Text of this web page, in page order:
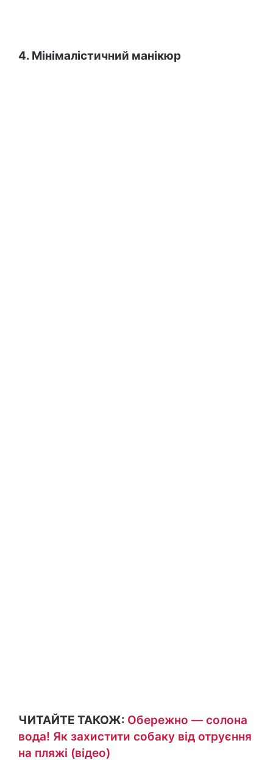
4. Мінімалістичний манікюр
ЧИТАЙТЕ ТАКОЖ: Обережно — солона
вода! Як захистити собаку від отруєння
на пляжі (відео)